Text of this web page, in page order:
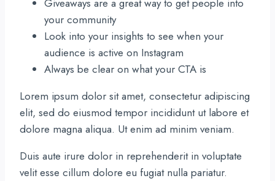
Giveaways are a great way to get people into
your community
Look into your insights to see when your
audience is active on Instagram
Always be clear on what your CTA is
Lorem ipsum dolor sit amet, consectetur adipiscing
elit, sed do eiusmod tempor incididunt ut labore et
dolore magna aliqua. Ut enim ad minim veniam.
Duis aute irure dolor in reprehenderit in voluptate
velit esse cillum dolore eu fugiat nulla pariatur.